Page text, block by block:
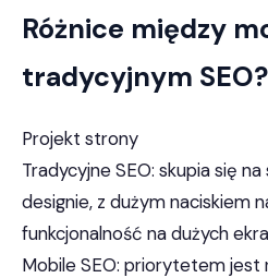
Różnice między
tradycyjnym SEO?
Projekt strony
Tradycyjne SEO: skupia się
designie, z dużym naciskiem
funkcjonalność na dużych
Mobile SEO: priorytetem jest